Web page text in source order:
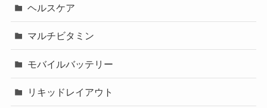
ヘルスケア
マルチビタミン
モバイルバッテリー
リキッドレイアウト